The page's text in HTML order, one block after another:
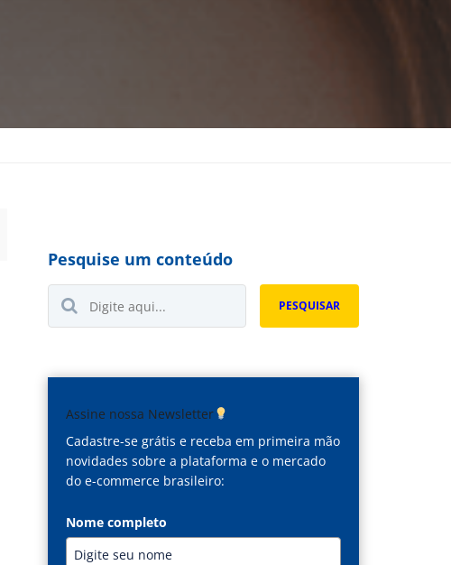
Pesquise um conteúdo
PESQUISAR
Assine nossa Newsletter
Cadastre-se grátis e receba em primeira mão
novidades sobre a plataforma e o mercado
do e-commerce brasileiro:
Nome completo